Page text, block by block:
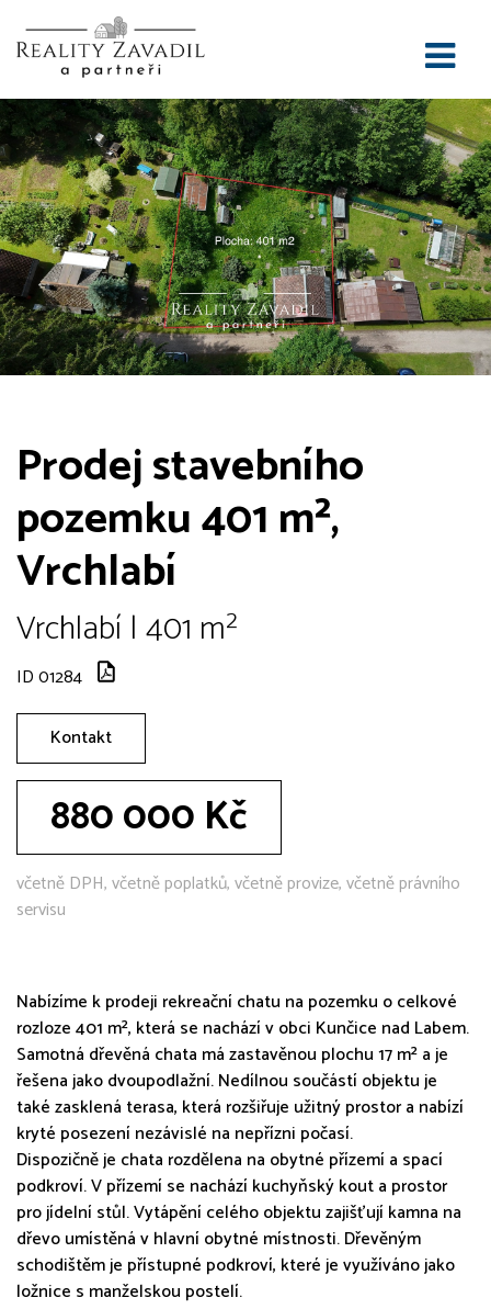
Prodej stavebního
pozemku 401 m²,
Vrchlabí
Vrchlabí | 401 m²
ID 01284
Kontakt
880 000 Kč
včetně DPH, včetně poplatků, včetně provize, včetně právního
servisu
Nabízíme k prodeji rekreační chatu na pozemku o celkové
rozloze 401 m², která se nachází v obci Kunčice nad Labem.
Samotná dřevěná chata má zastavěnou plochu 17 m² a je
řešena jako dvoupodlažní. Nedílnou součástí objektu je
také zasklená terasa, která rozšiřuje užitný prostor a nabízí
kryté posezení nezávislé na nepřízni počasí.
Dispozičně je chata rozdělena na obytné přízemí a spací
podkroví. V přízemí se nachází kuchyňský kout a prostor
pro jídelní stůl. Vytápění celého objektu zajišťují kamna na
dřevo umístěná v hlavní obytné místnosti. Dřevěným
schodištěm je přístupné podkroví, které je využíváno jako
ložnice s manželskou postelí.